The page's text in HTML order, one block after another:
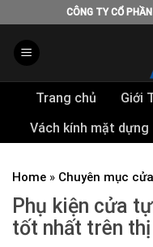
to
content
CÔNG TY CỔ
Trang chủ Giới
Vách kính mặt dựng
Home » Chuyên mục
Phụ kiện cửa
tốt nhất trên